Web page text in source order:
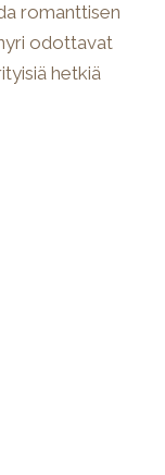
romanttisen
odottavat
hetkiä